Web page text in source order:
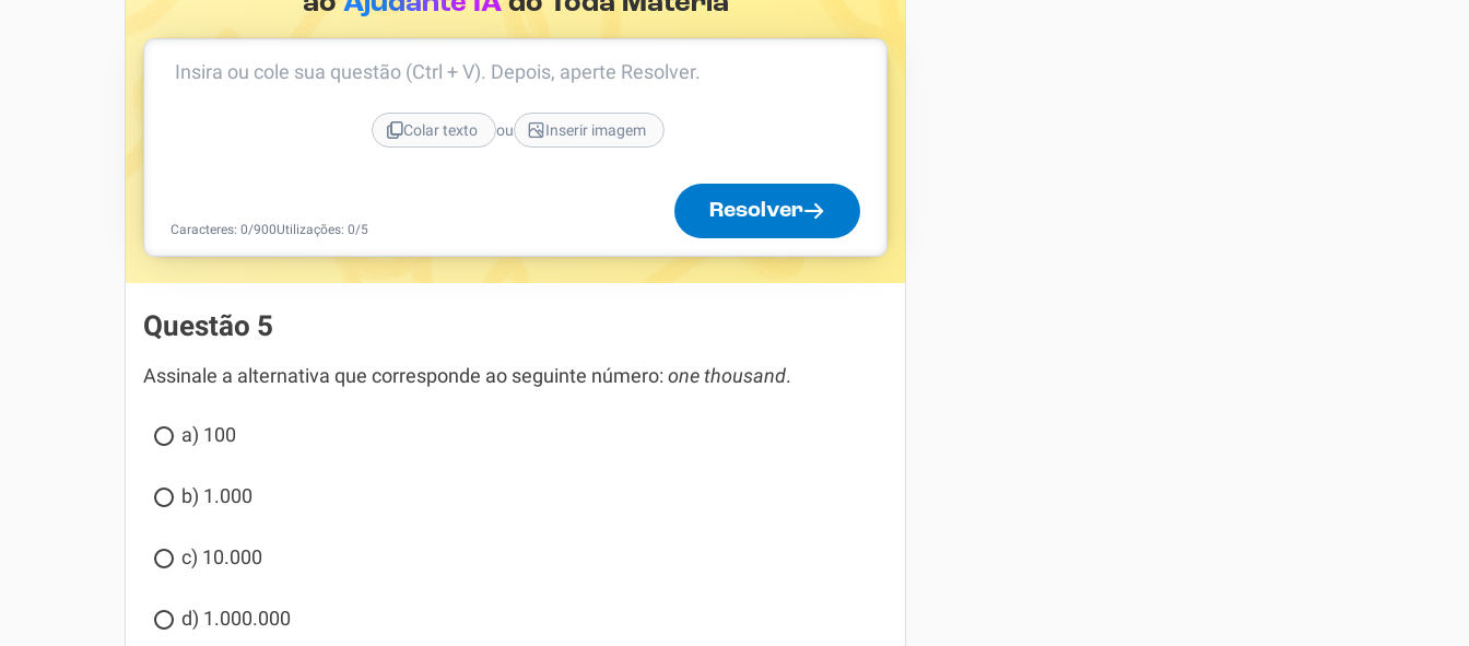
Caracteres: 0/900Utilizações: 0/5
Resolver
Insira ou cole sua questão (Ctrl + V). Depois, aperte Resolver.
Colar texto ou Inserir imagem
Questão 5
Assinale a alternativa que corresponde ao seguinte número: one thousand.
a) 100
b) 1.000
c) 10.000
d) 1.000.000